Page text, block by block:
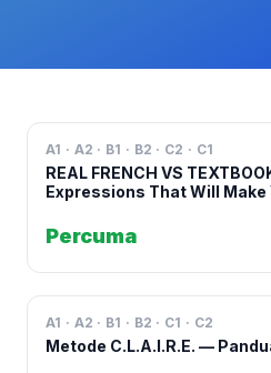
A1 · A2 · B1 · B2 · C2 · C1
REAL FRENCH VS
Expressions That Will Make
Percuma
A1 · A2 · B1 · B2 · C1 · C2
Metode C.L.A.I.R.E. —